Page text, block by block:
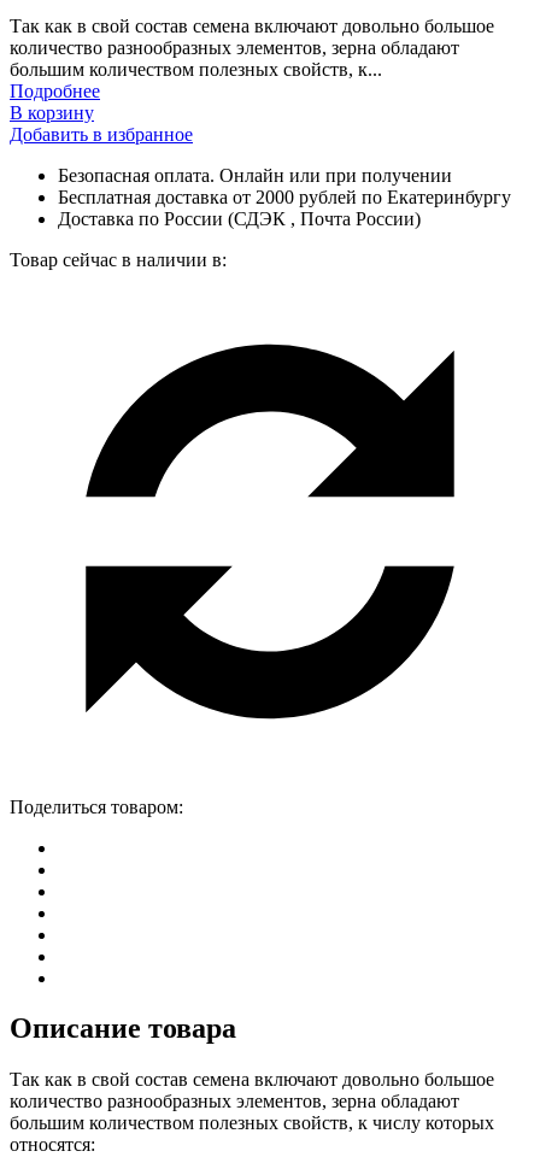
Так как в свой состав семена включают довольно большое
количество разнообразных элементов, зерна обладают
большим количеством полезных свойств, к...
Подробнее
В корзину
Добавить в избранное
Безопасная оплата. Онлайн или при получении
Бесплатная доставка от 2000 рублей по Екатеринбургу
Доставка по России (СДЭК , Почта России)
Товар сейчас в наличии в:
Поделиться товаром:
Описание товара
Так как в свой состав семена включают довольно большое
количество разнообразных элементов, зерна обладают
большим количеством полезных свойств, к числу которых
относятся: